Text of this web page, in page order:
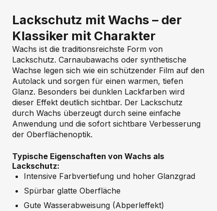
Lackschutz mit Wachs – der
Klassiker mit Charakter
Wachs ist die traditionsreichste Form von
Lackschutz. Carnaubawachs oder synthetische
Wachse legen sich wie ein schützender Film auf den
Autolack und sorgen für einen warmen, tiefen
Glanz. Besonders bei dunklen Lackfarben wird
dieser Effekt deutlich sichtbar. Der Lackschutz
durch Wachs überzeugt durch seine einfache
Anwendung und die sofort sichtbare Verbesserung
der Oberflächenoptik.
Typische Eigenschaften von Wachs als
Lackschutz:
Intensive Farbvertiefung und hoher Glanzgrad
Spürbar glatte Oberfläche
Gute Wasserabweisung (Abperleffekt)